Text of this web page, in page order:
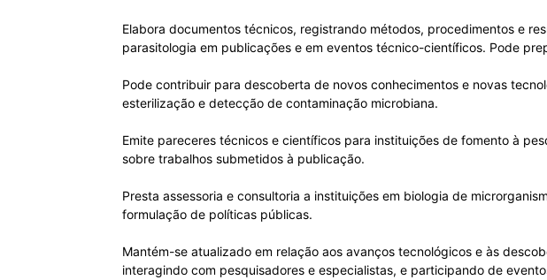
Elabora documentos técnicos, registrando métodos, procedimentos e
parasitologia em publicações e em eventos técnico-científicos. Pode
Pode contribuir para descoberta de novos conhecimentos e novas
esterilização e detecção de contaminação microbiana.
Emite pareceres técnicos e científicos para instituições de fomento à
sobre trabalhos submetidos à publicação.
Presta assessoria e consultoria a instituições em biologia de
formulação de políticas públicas.
Mantém-se atualizado em relação aos avanços tecnológicos e às
interagindo com pesquisadores e especialistas, e participando de